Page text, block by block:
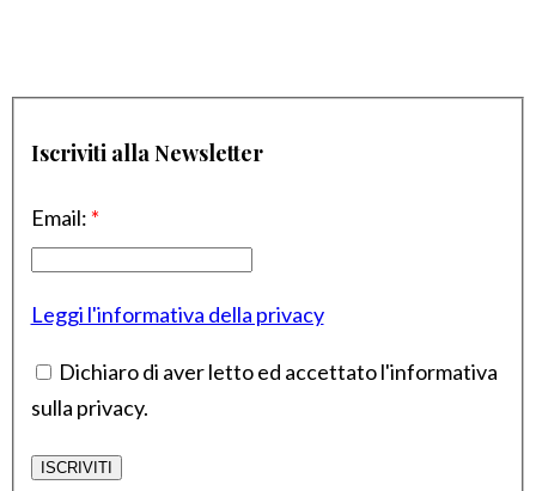
Iscriviti alla Newsletter
Email: *
Leggi l'informativa della privacy
Dichiaro di aver letto ed accettato l'informativa
sulla privacy.